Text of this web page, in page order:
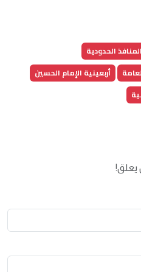
المنافذ الحدودية
أربعينية الإمام الحسين
يعلق!